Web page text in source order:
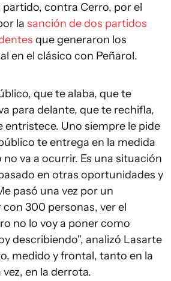
contra Cerro, por el
la sanción de dos partidos
que generaron los
en el clásico con Peñarol.
que te alaba, que te
para delante, que te rechifla,
entristece. Uno siempre le pide
te entrega en la medida
no va a ocurrir. Es una situación
en otras oportunidades y
pasó una vez por un
300 personas, ver el
no lo voy a poner como
describiendo", analizó Lasarte
medido y frontal, tanto en la
en la derrota.